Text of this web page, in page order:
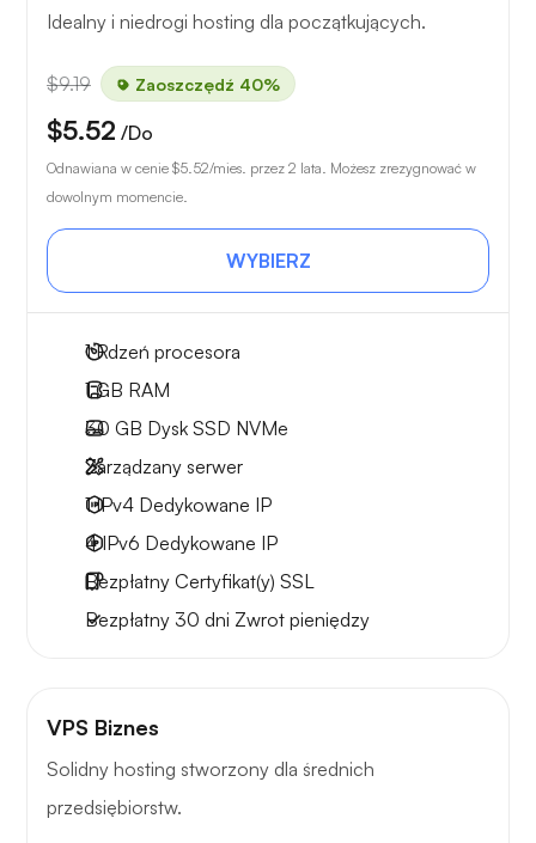
Idealny i niedrogi hosting dla początkujących.
$9.19 Zaoszczędź 40%
$5.52 /Do
Odnawiana w cenie $5.52/mies. przez 2 lata. Możesz zrezygnować w
dowolnym momencie.
WYBIERZ
1Rdzeń procesora
1 GB RAM
30 GB Dysk SSD NVMe
Zarządzany serwer
1 IPv4 Dedykowane IP
4 IPv6 Dedykowane IP
Bezpłatny Certyfikat(y) SSL
Bezpłatny 30 dni Zwrot pieniędzy
VPS Biznes
Solidny hosting stworzony dla średnich
przedsiębiorstw.